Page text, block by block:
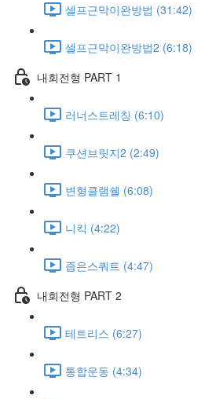
셀프근막이완방법 (31:42)
셀프근막이완방법2 (6:18)
내회전형 PART 1
러너스트레칭 (6:10)
쿠션브릿지2 (2:49)
변형클램쉘 (6:08)
니킥 (4:22)
좁은스쿼트 (4:47)
내회전형 PART 2
테트리스 (6:27)
통합운동 (4:34)